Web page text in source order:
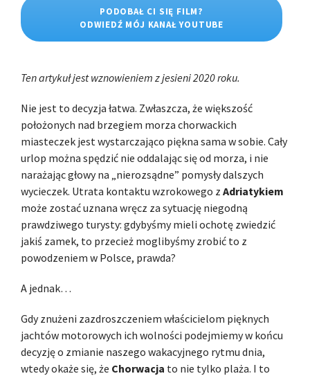
PODOBAŁ CI SIĘ FILM?
ODWIEDŹ MÓJ KANAŁ YOUTUBE
Ten artykuł jest wznowieniem z jesieni 2020 roku.
Nie jest to decyzja łatwa. Zwłaszcza, że większość
położonych nad brzegiem morza chorwackich
miasteczek jest wystarczająco piękna sama w sobie. Cały
urlop można spędzić nie oddalając się od morza, i nie
narażając głowy na „nierozsądne” pomysły dalszych
wycieczek. Utrata kontaktu wzrokowego z Adriatykiem
może zostać uznana wręcz za sytuację niegodną
prawdziwego turysty: gdybyśmy mieli ochotę zwiedzić
jakiś zamek, to przecież moglibyśmy zrobić to z
powodzeniem w Polsce, prawda?
A jednak…
Gdy znużeni zazdroszczeniem właścicielom pięknych
jachtów motorowych ich wolności podejmiemy w końcu
decyzję o zmianie naszego wakacyjnego rytmu dnia,
wtedy okaże się, że Chorwacja to nie tylko plaża. I to